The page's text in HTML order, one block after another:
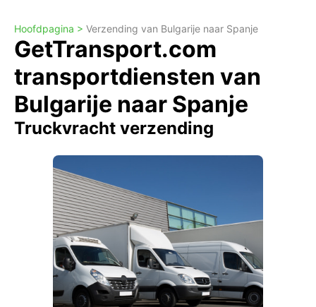
Hoofdpagina > Verzending van Bulgarije naar Spanje
GetTransport.com
transportdiensten van
Bulgarije naar Spanje
Truckvracht verzending